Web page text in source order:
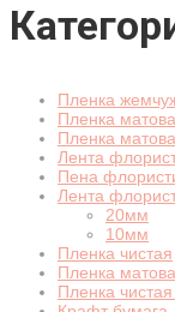
Пленка
Пленка
Пленка
Лента
Пена
Лента
20мм
10мм
Пленка чистая
Пленка
Пленка